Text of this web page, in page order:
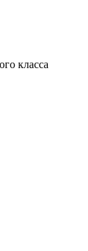
класса